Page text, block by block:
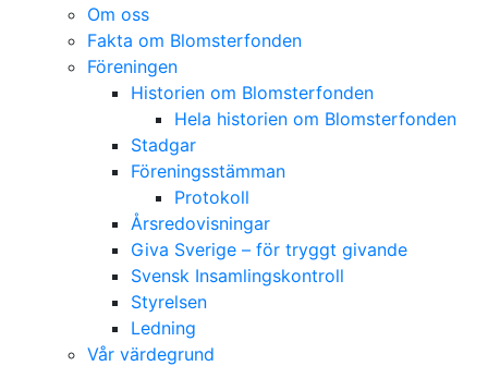
Om oss
Fakta om Blomsterfonden
Föreningen
Historien om Blomsterfonden
Hela historien om Blomsterfonden
Stadgar
Föreningsstämman
Protokoll
Årsredovisningar
Giva Sverige – för tryggt givande
Svensk Insamlingskontroll
Styrelsen
Ledning
Vår värdegrund